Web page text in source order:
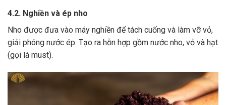
4.2. Nghiền và ép nho
Nho được đưa vào máy nghiền để tách cuống và làm vỡ vỏ,
giải phóng nước ép. Tạo ra hỗn hợp gồm nước nho, vỏ và hạt
(gọi là must).